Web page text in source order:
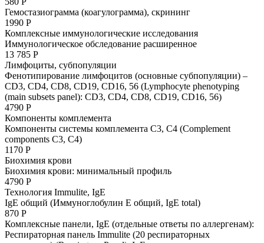
Гемостазиограмма (коагулограмма), скрининг
1990 Р
Комплексные иммунологические исследования
Иммунологическое обследование расширенное
13 785 Р
Лимфоциты, субпопуляции
Фенотипирование лимфоцитов (основные субпопуляции) –
CD3, CD4, CD8, CD19, CD16, 56 (Lymphocyte phenotyping
(main subsets panel): CD3, CD4, CD8, CD19, CD16, 56)
4790 Р
Компоненты комплемента
Компоненты системы комплемента С3, С4 (Complement
components C3, C4)
1170 Р
Биохимия крови
Биохимия крови: минимальный профиль
4790 Р
Технология Immulite, IgE
IgE общий (Иммуноглобулин Е общий, IgE total)
870 Р
Комплексные панели, IgE (отдельные ответы по аллергенам):
Респираторная панель Immulite (20 респираторных